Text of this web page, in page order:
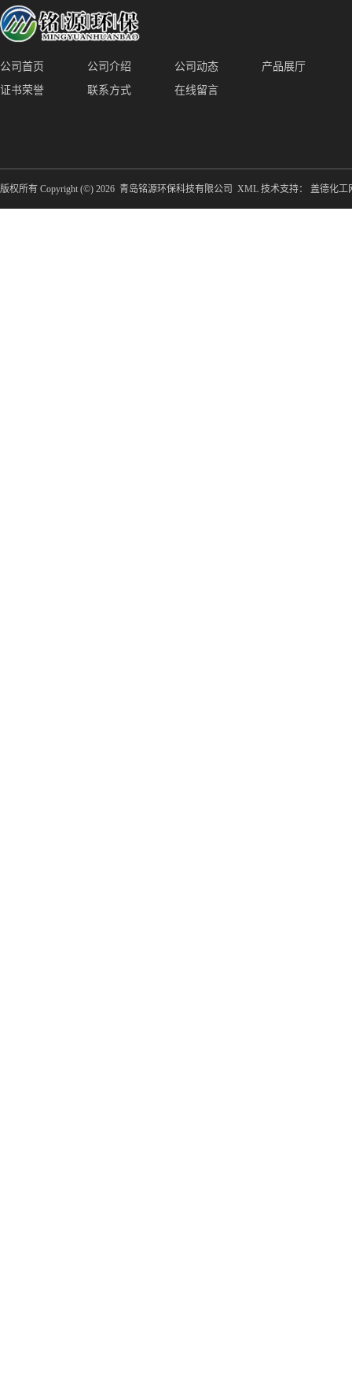
公司首页 公司介绍 公司动态
产品展厅
证书荣誉
联系方式 在线留言
版权所有 Copyright (©) 2026 青岛铭源环保科技有限公司 XML 技术支持： 盖德化工